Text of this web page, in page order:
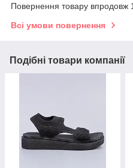
Повернення товару впродовж
Всі умови повернення
Подібні товари компанії